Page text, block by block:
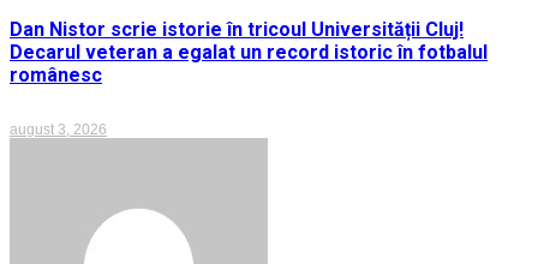
Dan Nistor scrie istorie în tricoul Universității Cluj!
Decarul veteran a egalat un record istoric în fotbalul
românesc
august 3, 2026